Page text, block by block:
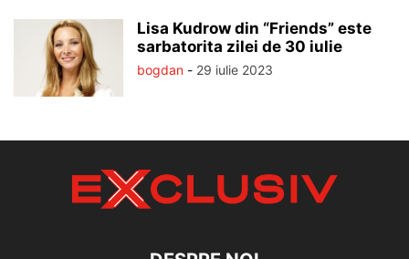
Lisa Kudrow din “Friends” este
sarbatorita zilei de 30 iulie
bogdan - 29 iulie 2023